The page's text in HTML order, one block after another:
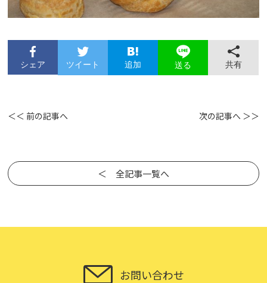
シェア ツイート 追加 送る 共有
＜＜ 前の記事へ 次の記事へ ＞＞
＜ 全記事一覧へ
お問い合わせ